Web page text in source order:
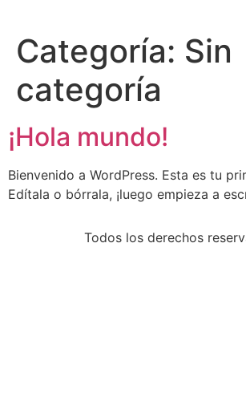
Categoría: Sin
categoría
¡Hola mundo!
Bienvenido a WordPress. Esta es tu
Edítala o bórrala, ¡luego empieza a
Todos los derechos